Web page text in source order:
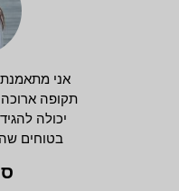
אני
תקופה ארוכה
יכולה
בטוחים